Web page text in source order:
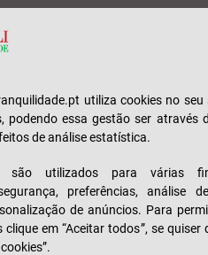
no estrangeiro, em
dias
utiliza cookies no
podendo essa gestão ser através
de análise estatística.
são utilizados para várias
preferências, análise
de anúncios. Para
clique em “Aceitar todos”, se